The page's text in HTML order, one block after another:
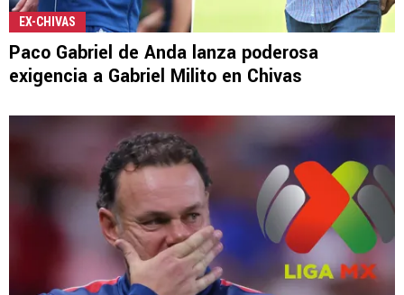
EX-CHIVAS
Paco Gabriel de Anda lanza poderosa
exigencia a Gabriel Milito en Chivas